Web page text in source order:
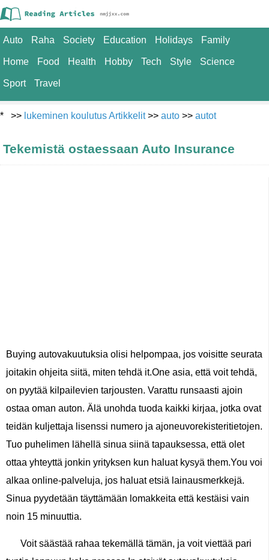
Auto Raha Society Education Holidays Family
Home Food Health Hobby Tech Style Science
Sport Travel
* >> lukeminen koulutus Artikkelit>> auto >> autot
Tekemistä ostaessaan Auto Insurance
Buying autovakuutuksia olisi helpompaa, jos voisitte seurata
joitakin ohjeita siitä, miten tehdä it.One asia, että voit tehdä,
on pyytää kilpailevien tarjousten. Varattu runsaasti ajoin
ostaa oman auton. Älä unohda tuoda kaikki kirjaa, jotka ovat
teidän kuljettaja lisenssi numero ja ajoneuvorekisteritietojen.
Tuo puhelimen lähellä sinua siinä tapauksessa, että olet
ottaa yhteyttä jonkin yrityksen kun haluat kysyä them.You voi
alkaa online-palveluja, jos haluat etsiä lainausmerkkejä.
Sinua pyydetään täyttämään lomakkeita että kestäisi vain
noin 15 minuuttia.
Voit säästää rahaa tekemällä tämän, ja voit viettää pari